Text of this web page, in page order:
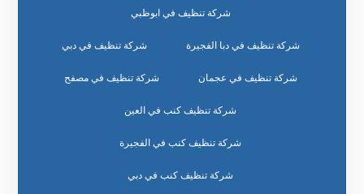
شركة تنظيف في ابوظبي
شركة تنظيف في دبا الفجيرة شركة تنظيف في دبي
شركة تنظيف في عجمان شركة تنظيف في مصفح
شركة تنظيف كنب في العين
شركة تنظيف كنب في الفجيرة
شركة تنظيف كنب في دبي